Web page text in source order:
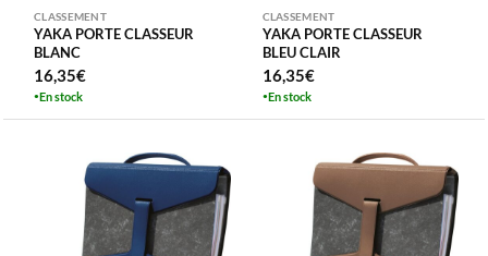
CLASSEMENT
YAKA PORTE CLASSEUR
BLANC
16,35€
En stock
CLASSEMENT
YAKA PORTE CLASSEUR
BLEU CLAIR
16,35€
En stock